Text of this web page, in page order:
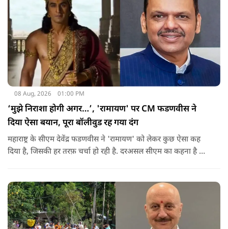
08 Aug, 2026 01:00 PM
‘मुझे निराशा होगी अगर…’, 'रामायण' पर CM फडणवीस ने
दिया ऐसा बयान, पूरा बॉलीवुड रह गया दंग
महाराष्ट्र के सीएम देवेंद्र फडणवीस ने 'रामायण' को लेकर कुछ ऐसा कह
दिया है, जिसकी हर तरफ़ चर्चा हो रही है. दरअसल सीएम का कहना है कि